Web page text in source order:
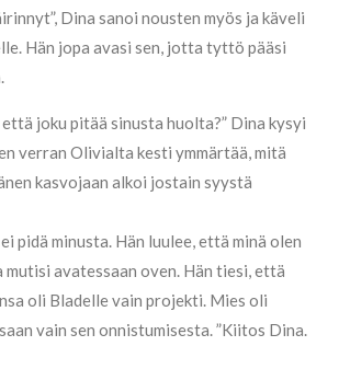
Dina sanoi nousten myös ja käveli
Hän jopa avasi sen, jotta tyttö pääsi
että joku pitää sinusta huolta?” Dina kysyi
verran Olivialta kesti ymmärtää, mitä
kasvojaan alkoi jostain syystä
pidä minusta. Hän luulee, että minä olen
mutisi avatessaan oven. Hän tiesi, että
oli Bladelle vain projekti. Mies oli
vain sen onnistumisesta. ”Kiitos Dina.